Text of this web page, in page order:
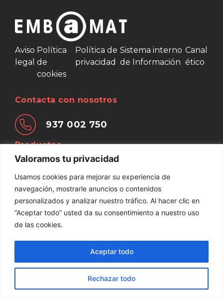
Valoramos tu privacidad
Usamos cookies para mejorar su experiencia de
navegación, mostrarle anuncios o contenidos
personalizados y analizar nuestro tráfico. Al hacer clic en
“Aceptar todo” usted da su consentimiento a nuestro uso
de las cookies.
Rechazar todo
Aceptar todo
Aviso
legal
Política
de
cookies
Política de
privacidad
Sistema interno
de Información
Canal
ético
Contacta con nosotros
937 002 750
Productos
de madera
madera
Madera
madera
© Embamat 2026